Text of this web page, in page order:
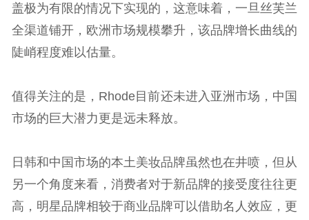
盖极为有限的情况下实现的，这意味着，一旦丝芙兰
全渠道铺开，欧洲市场规模攀升，该品牌增长曲线的
陡峭程度难以估量。
值得关注的是，Rhode目前还未进入亚洲市场，中国
市场的巨大潜力更是远未释放。
日韩和中国市场的本土美妆品牌虽然也在井喷，但从
另一个角度来看，消费者对于新品牌的接受度往往更
高，明星品牌相较于商业品牌可以借助名人效应，更